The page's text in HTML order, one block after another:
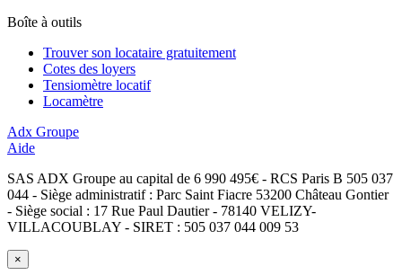
Boîte à outils
Trouver son locataire gratuitement
Cotes des loyers
Tensiomètre locatif
Locamètre
Adx Groupe
Aide
SAS ADX Groupe au capital de 6 990 495€ - RCS Paris B 505 037
044 - Siège administratif : Parc Saint Fiacre 53200 Château Gontier
- Siège social : 17 Rue Paul Dautier - 78140 VELIZY-
VILLACOUBLAY - SIRET : 505 037 044 009 53
×